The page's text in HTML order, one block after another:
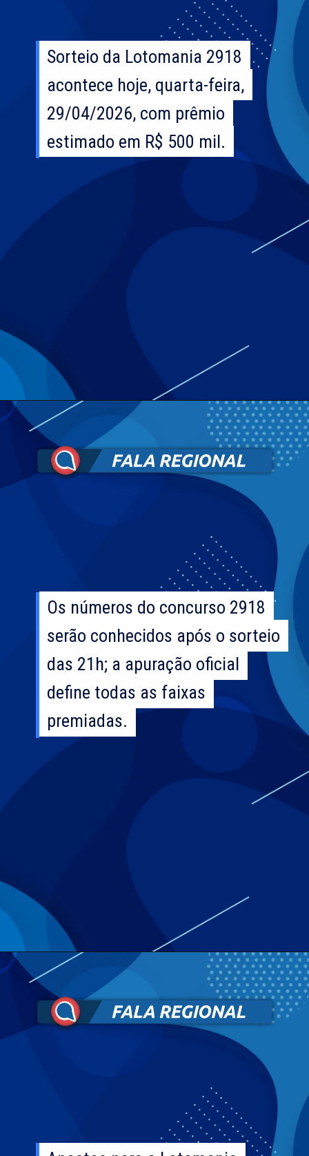
Sorteio da Lotomania 2918
acontece hoje, quarta-feira,
29/04/2026, com prêmio
estimado em R$ 500 mil.
Sorteio da Lotomania 2918
acontece hoje, quarta-feira,
29/04/2026, com prêmio
estimado em R$ 500 mil.
Os números do concurso 2918
serão conhecidos após o sorteio
das 21h; a apuração oficial
define todas as faixas
premiadas.
Os números do concurso 2918
serão conhecidos após o sorteio
das 21h; a apuração oficial
define todas as faixas
premiadas.